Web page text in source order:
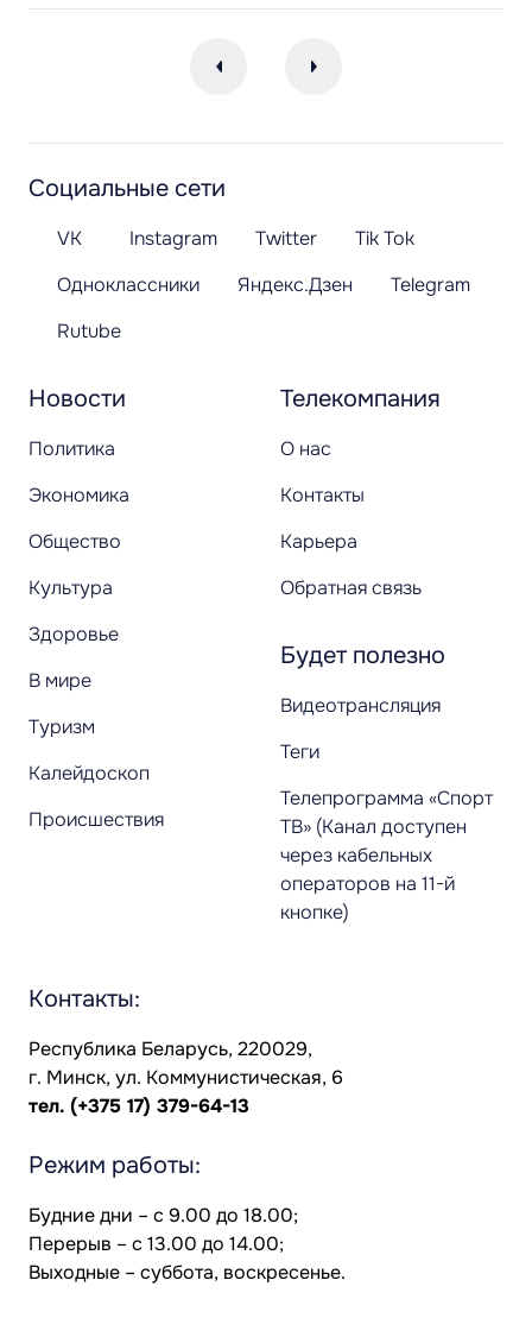
Новости
Политика
Экономика
Общество
Культура
Здоровье
В мире
Туризм
Калейдоскоп
Происшествия
Телекомпания
О нас
Контакты
Карьера
Обратная связь
Будет полезно
Видеотрансляция
Теги
Телепрограмма «Спорт
ТВ» (Канал доступен
через кабельных
операторов на 11-й
кнопке)
Социальные сети
VK Instagram Twitter
Tik Tok
Одноклассники
Яндекс.Дзен
Telegram
Rutube
Контакты:
Республика Беларусь, 220029,
г. Минск, ул. Коммунистическая, 6
тел. (+375 17) 379-64-13
Режим работы:
Будние дни – с 9.00 до 18.00;
Перерыв – с 13.00 до 14.00;
Выходные – суббота, воскресенье.